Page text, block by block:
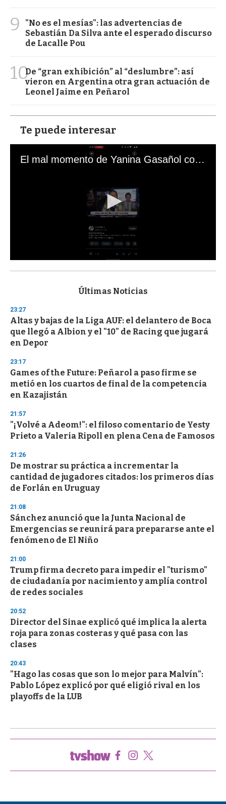
9
"No es el mesías": las advertencias de
Sebastián Da Silva ante el esperado discurso
de Lacalle Pou
10De “gran exhibición” al “deslumbre”: así
vieron en Argentina otra gran actuación de
Leonel Jaime en Peñarol
Te puede interesar
El mal momento de Yanina Gasañol con un hincha argentino en "Subrayado"
s
d
s
o
f
3
s
e
c
o
n
Últimas Noticias
23:27
Altas y bajas de la Liga AUF: el delantero de Boca
que llegó a Albion y el "10" de Racing que jugará
en Depor
23:17
Games of the Future: Peñarol a paso firme se
metió en los cuartos de final de la competencia
en Kazajistán
21:57
"¡Volvé a Adeom!": el filoso comentario de Yesty
Prieto a Valeria Ripoll en plena Cena de Famosos
21:26
De mostrar su práctica a incrementar la
cantidad de jugadores citados: los primeros días
de Forlán en Uruguay
21:08
Sánchez anunció que la Junta Nacional de
Emergencias se reunirá para prepararse ante el
fenómeno de El Niño
21:00
Trump firma decreto para impedir el "turismo"
de ciudadanía por nacimiento y amplía control
de redes sociales
20:52
Director del Sinae explicó qué implica la alerta
roja para zonas costeras y qué pasa con las
clases
20:43
"Hago las cosas que son lo mejor para Malvín":
Pablo López explicó por qué eligió rival en los
playoffs de la LUB